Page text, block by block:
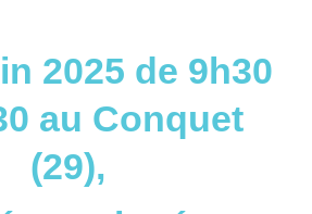
2025 de 9h30
au Conquet
(29),